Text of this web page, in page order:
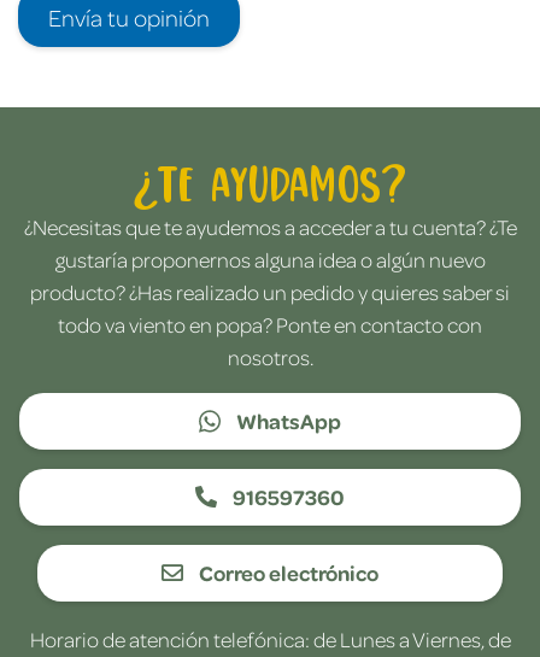
Envía tu opinión
¿Te ayudamos?
¿Necesitas que te ayudemos a acceder a tu cuenta? ¿Te
gustaría proponernos alguna idea o algún nuevo
producto? ¿Has realizado un pedido y quieres saber si
todo va viento en popa? Ponte en contacto con
nosotros.
WhatsApp
916597360
Correo electrónico
Horario de atención telefónica: de Lunes a Viernes, de